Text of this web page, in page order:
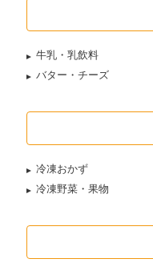
牛乳・乳飲料
バター・チーズ
冷凍おかず
冷凍野菜・果物